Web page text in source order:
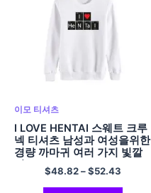
이모 티셔츠
I LOVE HENTAI 스웨트 크루
넥 티셔츠 남성과 여성을위한
경량 까마귀 여러 가지 빛깔
의
$48.82–$52.43